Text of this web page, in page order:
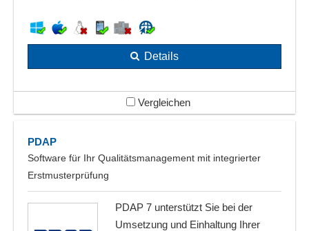
Details
Vergleichen
PDAP
Software für Ihr Qualitätsmanagement mit integrierter
Erstmusterprüfung
PDAP 7 unterstützt Sie bei der
Umsetzung und Einhaltung Ihrer